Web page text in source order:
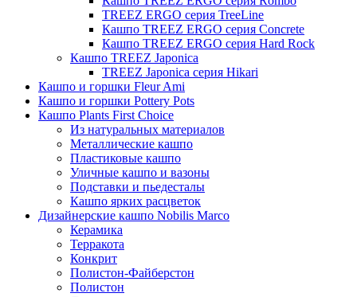
TREEZ ERGO серия TreeLine
Кашпо TREEZ ERGO серия Concrete
Кашпо TREEZ ERGO серия Hard Rock
Кашпо TREEZ Japonica
TREEZ Japonica серия Hikari
Кашпо и горшки Fleur Ami
Кашпо и горшки Pottery Pots
Кашпо Plants First Choice
Из натуральных материалов
Металлические кашпо
Пластиковые кашпо
Уличные кашпо и вазоны
Подставки и пьедесталы
Кашпо ярких расцветок
Дизайнерские кашпо Nobilis Marco
Керамика
Терракота
Конкрит
Полистон-Файберстон
Полистон